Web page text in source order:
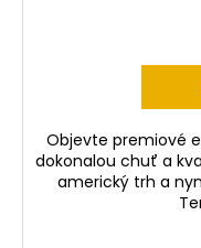
Objevte premiové
dokonalou chuť a
americký trh a